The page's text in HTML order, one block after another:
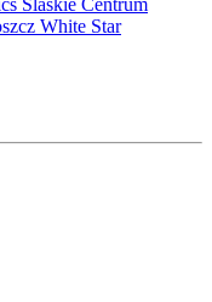
White Star